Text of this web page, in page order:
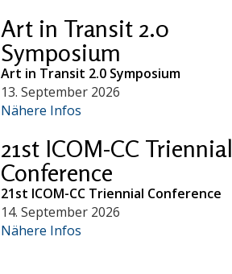
Art in Transit 2.0
Symposium
Art in Transit 2.0 Symposium
13. September 2026
Nähere Infos
21st ICOM-CC Triennial
Conference
21st ICOM-CC Triennial Conference
14. September 2026
Nähere Infos